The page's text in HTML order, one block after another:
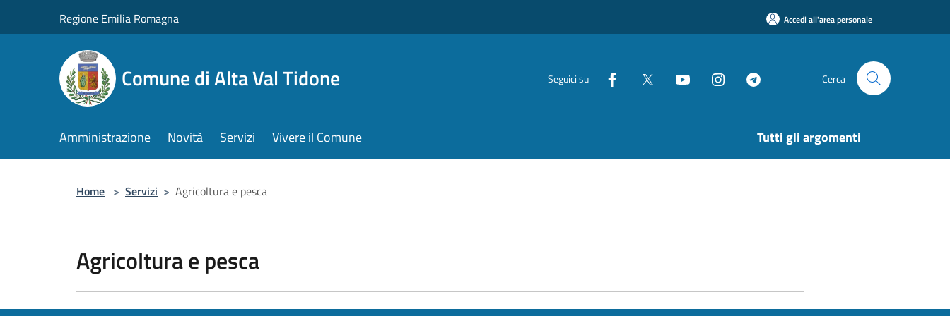
Regione Emilia Romagna Accedi all'area personale
Comune di Alta Val Tidone Seguici su Cerca
Amministrazione Novità Servizi Vivere il Comune Tutti gli argomenti
Home > Servizi > Agricoltura e pesca
Agricoltura e pesca